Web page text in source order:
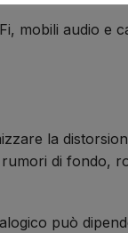
audio e
la
di fondo,
può